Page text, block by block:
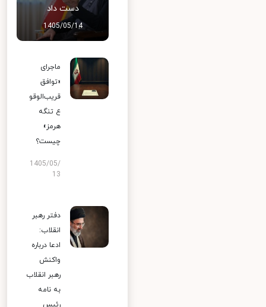
دست داد
1405/05/14
ماجرای
«توافق
قریب‌الوقو
ع تنگه
هرمز»
چیست؟
1405/05/
13
دفتر رهبر
انقلاب:
ادعا درباره
واکنش
رهبر انقلاب
به نامه
رئیس